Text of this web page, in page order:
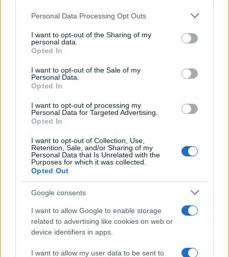
Personal Data Processing Opt Outs
I want to opt-out of the Sharing of my
personal data.
Opted In
I want to opt-out of the Sale of my
Personal Data.
Opted In
I want to opt-out of processing my
Personal Data for Targeted Advertising.
Opted In
I want to opt-out of Collection, Use,
Retention, Sale, and/or Sharing of my
Personal Data that Is Unrelated with the
Purposes for which it was collected.
Opted Out
Google consents
I want to allow Google to enable storage
related to advertising like cookies on web or
device identifiers in apps.
I want to allow my user data to be sent to
santifichiamo la Flotilla
diMarco Taradash
23 Maggio 2026, 20:00